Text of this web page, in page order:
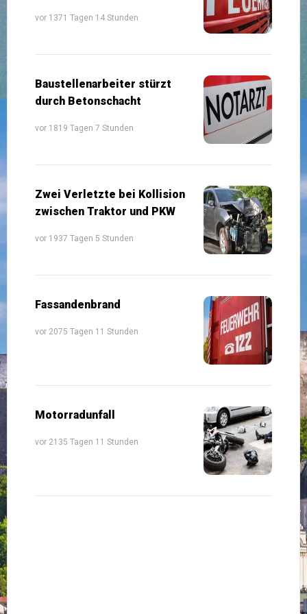
vor 1371 Tagen 14 Stunden
Baustellenarbeiter stürzt
durch Betonschacht
vor 1819 Tagen 7 Stunden
Zwei Verletzte bei Kollision
zwischen Traktor und PKW
vor 1937 Tagen 5 Stunden
Fassandenbrand
vor 2075 Tagen 11 Stunden
Motorradunfall
vor 2135 Tagen 11 Stunden